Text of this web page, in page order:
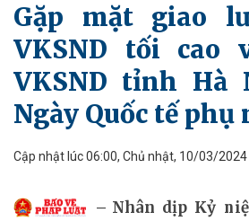
Gặp mặt giao
VKSND tối cao
VKSND tỉnh Hà
Ngày Quốc tế phụ
Cập nhật lúc 06:00, Chủ nhật, 10/03/2024
Nhân dịp Kỷ